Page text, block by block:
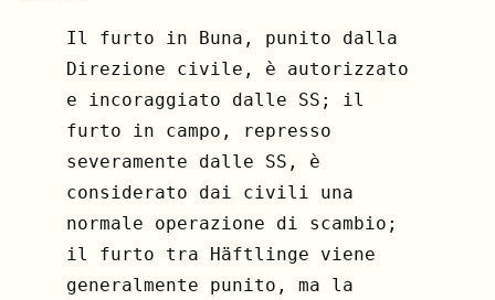
Il furto in Buna, punito dalla
Direzione civile, è autorizzato
e incoraggiato dalle SS; il
furto in campo, represso
severamente dalle SS, è
considerato dai civili una
normale operazione di scambio;
il furto tra Häftlinge viene
generalmente punito, ma la